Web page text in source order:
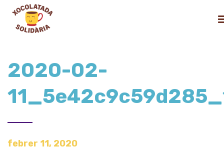
2020-02-
febrer 11, 2020